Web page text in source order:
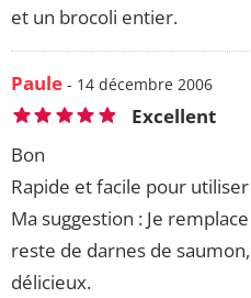
et un brocoli entier.
Paule - 14 décembre 2006
Excellent
Bon
Rapide et facile pour
Ma suggestion : Je
reste de darnes de
délicieux.